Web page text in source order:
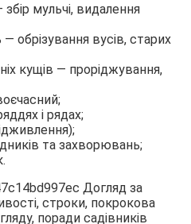
мульчі, видалення
обрізування вусів, старих
кущів — проріджування,
і рядах;
та захворювань;